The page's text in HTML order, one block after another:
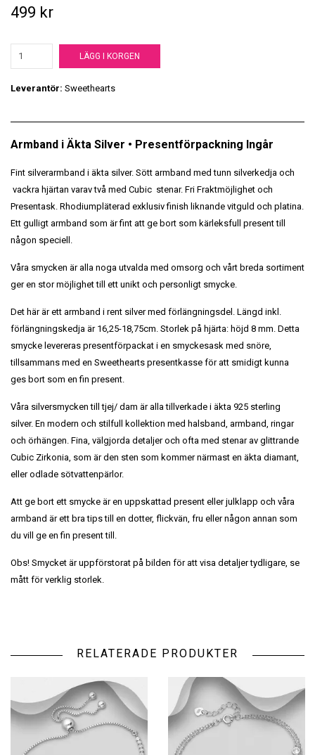
499 kr
LÄGG I KORGEN
Leverantör: Sweethearts
Armband i Äkta Silver • Presentförpackning Ingår
Fint silverarmband i äkta silver. Sött armband med tunn silverkedja och
vackra hjärtan varav två med Cubic stenar. Fri Fraktmöjlighet och
Presentask. Rhodiumpläterad exklusiv finish liknande vitguld och platina.
Ett gulligt armband som är fint att ge bort som kärleksfull present till
någon speciell.
Våra smycken är alla noga utvalda med omsorg och vårt breda sortiment
ger en stor möjlighet till ett unikt och personligt smycke.
Det här är ett armband i rent silver med förlängningsdel. Längd inkl.
förlängningskedja är 16,25-18,75cm. Storlek på hjärta: höjd 8 mm. Detta
smycke levereras presentförpackat i en smyckesask med snöre,
tillsammans med en Sweethearts presentkasse för att smidigt kunna
ges bort som en fin present.
Våra silversmycken till tjej/ dam är alla tillverkade i äkta 925 sterling
silver. En modern och stilfull kollektion med halsband, armband, ringar
och örhängen. Fina, välgjorda detaljer och ofta med stenar av glittrande
Cubic Zirkonia, som är den sten som kommer närmast en äkta diamant,
eller odlade sötvattenpärlor.
Att ge bort ett smycke är en uppskattad present eller julklapp och våra
armband är ett bra tips till en dotter, flickvän, fru eller någon annan som
du vill ge en fin present till.
Obs! Smycket är uppförstorat på bilden för att visa detaljer tydligare, se
mått för verklig storlek.
RELATERADE PRODUKTER